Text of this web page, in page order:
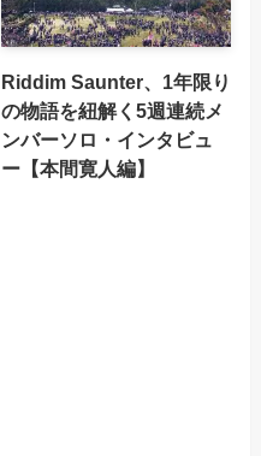
Riddim Saunter、1年限り
の物語を紐解く5週連続メ
ンバーソロ・インタビュ
ー【本間寛人編】